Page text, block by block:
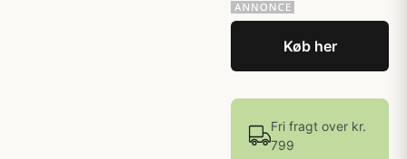
Køb her
Fri fragt over kr.
799